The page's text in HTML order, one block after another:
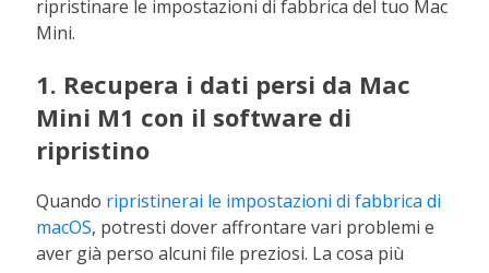
ripristinare le impostazioni di fabbrica del tuo Mac
Mini.
1. Recupera i dati persi da Mac
Mini M1 con il software di
ripristino
Quando ripristinerai le impostazioni di fabbrica di
macOS, potresti dover affrontare vari problemi e
aver già perso alcuni file preziosi. La cosa più